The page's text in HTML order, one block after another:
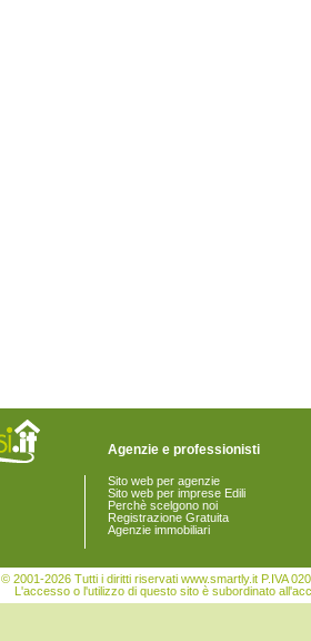
Agenzie e professionisti
Sito web per agenzie
Sito web per imprese Edili
Perchè scelgono noi
Registrazione Gratuita
Agenzie immobiliari
© 2001-2026 Tutti i diritti riservati www.smartly.it P.IVA
L'accesso o l'utilizzo di questo sito è subordinato